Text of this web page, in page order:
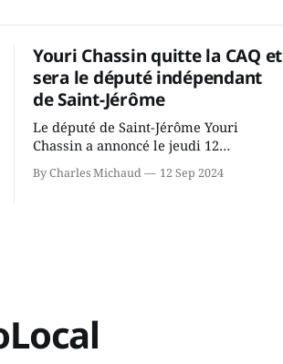
Youri Chassin quitte la CAQ et
sera le député indépendant
de Saint-Jérôme
Le député de Saint-Jérôme Youri
Chassin a annoncé le jeudi 12
Coalition Avenir Québec de François
By Charles Michaud 12 Sep 2024